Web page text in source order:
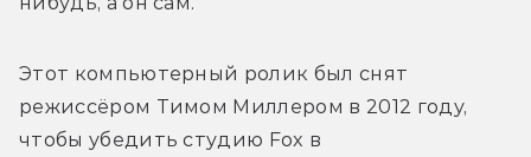
Этот компьютерный ролик был снят
режиссёром Тимом Миллером в 2012 году,
чтобы убедить студию Fox в